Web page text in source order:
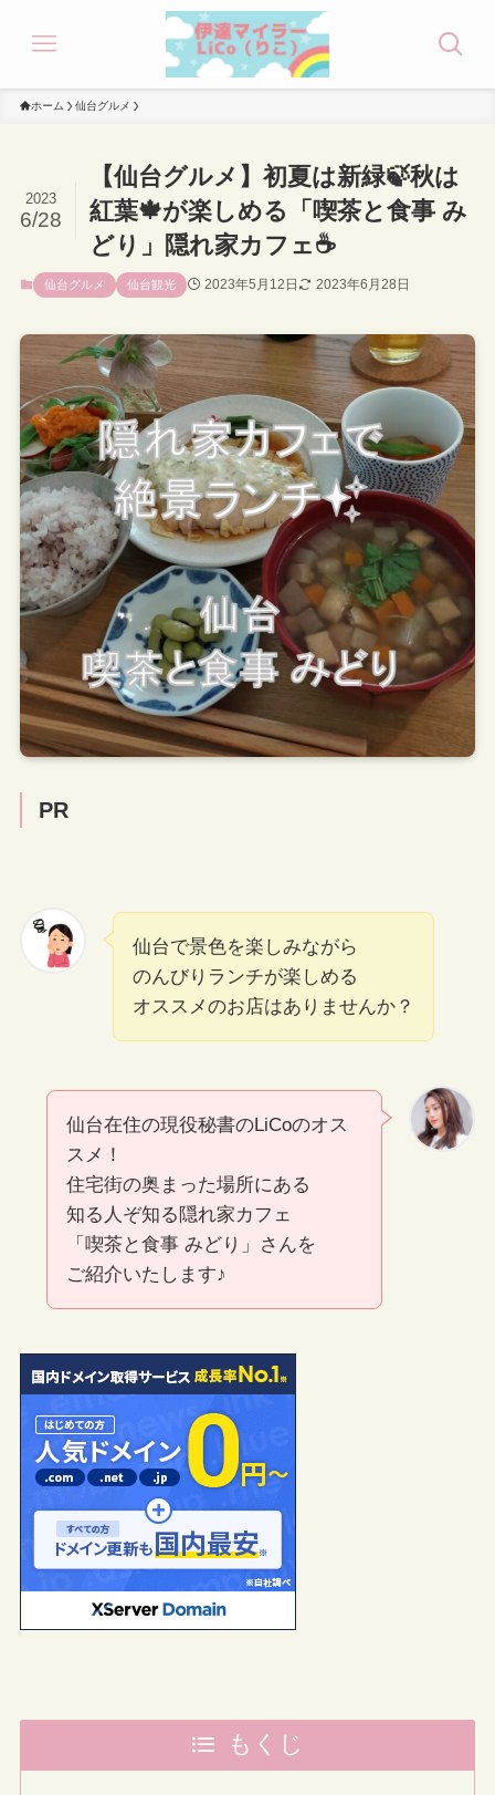
ホーム 仙台グルメ
【仙台グルメ】初夏は新緑🍃秋は
紅葉🍁が楽しめる「喫茶と食事 み
どり」隠れ家カフェ☕
2023
6/28
仙台グルメ 仙台観光 2023年5月12日 2023年6月28日
PR
仙台で景色を楽しみながら
のんびりランチが楽しめる
オススメのお店はありませんか？
仙台在住の現役秘書のLiCoのオス
スメ！
住宅街の奥まった場所にある
知る人ぞ知る隠れ家カフェ
「喫茶と食事 みどり」さんを
ご紹介いたします♪
もくじ